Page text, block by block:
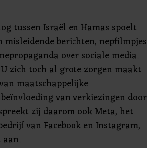
tussen Israël en Hamas spoelt
misleidende berichten, nepfilmpjes
over sociale media.
zich toch al grote zorgen maakt
maatschappelijke
van verkiezingen door
zij daarom ook Meta, het
van Facebook en Instagram,
aan.